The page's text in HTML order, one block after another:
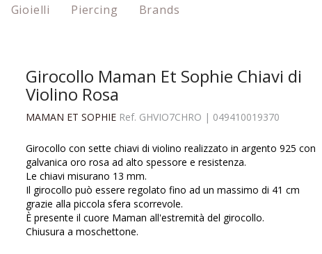
Gioielli
Piercing Brands
Girocollo Maman Et Sophie Chiavi di
Violino Rosa
MAMAN ET SOPHIE Ref. GHVIO7CHRO | 049410019370
Girocollo con sette chiavi di violino realizzato in argento 925 con
galvanica oro rosa ad alto spessore e resistenza.
Le chiavi misurano 13 mm.
Il girocollo può essere regolato fino ad un massimo di 41 cm
grazie alla piccola sfera scorrevole.
È presente il cuore Maman all'estremità del girocollo.
Chiusura a moschettone.